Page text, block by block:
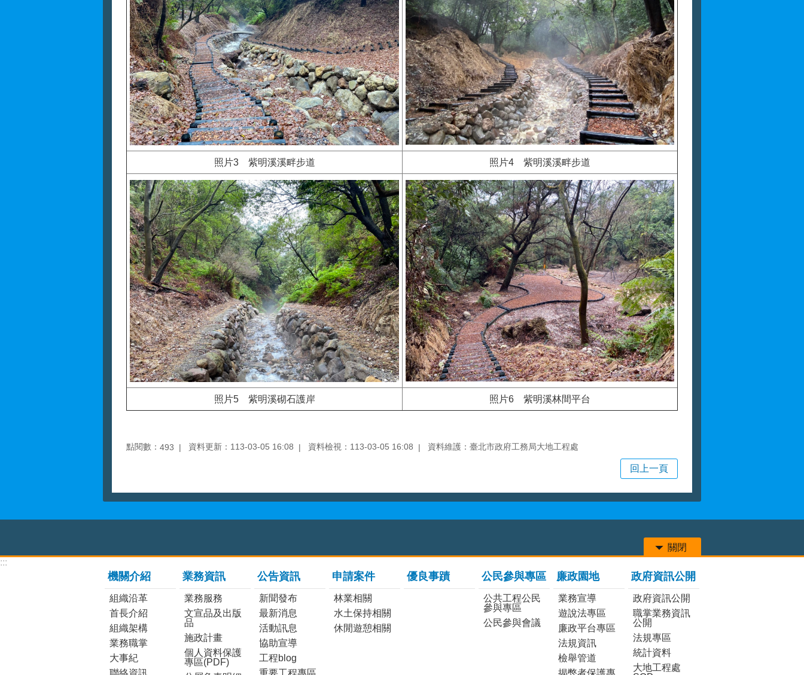
照片3 紫明溪溪畔步道 照片4 紫明溪溪畔步道
照片5 紫明溪砌石護岸 照片6 紫明溪林間平台
點閱數： 493 資料更新：113-03-05 16:08 資料檢視：113-03-05 16:08 資料維護：臺北市政府工務局大地工程處
回上一頁
關閉
:::
機關介紹
組織沿革
首長介紹
組織架構
業務職掌
大事紀
業務資訊
業務服務
文宣品及出版
品
施政計畫
個人資料保護
專區(PDF)
公告資訊
新聞發布
最新消息
活動訊息
協助宣導
工程blog
申請案件
林業相關
水土保持相關
休閒遊憩相關
優良事蹟 公民參與專區
公共工程公民
參與專區
公民參與會議
廉政園地
業務宣導
遊說法專區
廉政平台專區
法規資訊
檢舉管道
政府資訊公開
政府資訊公開
職掌業務資訊
公開
法規專區
統計資料
大地工程處